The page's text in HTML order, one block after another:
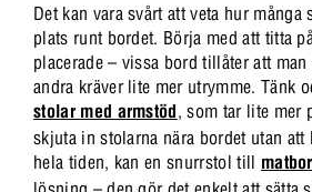
Det kan vara svårt att veta hur
plats runt bordet. Börja med att titta
placerade – vissa bord tillåter att
andra kräver lite mer utrymme. Tänk
stolar med armstöd, som tar lite mer
skjuta in stolarna nära bordet utan att
hela tiden, kan en snurrstol till